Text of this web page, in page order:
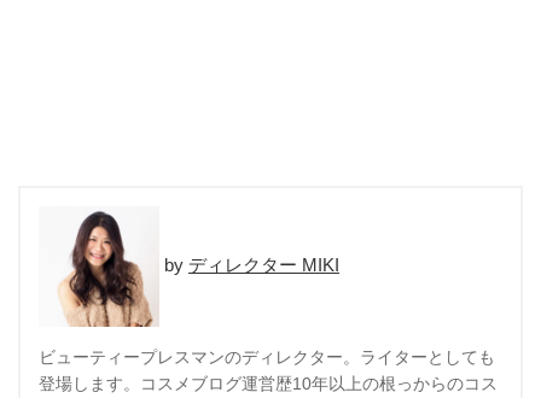
ディレクター MIKI
ビューティープレスマンのディレクター。ライターとしても
登場します。コスメブログ運営歴10年以上の根っからのコス